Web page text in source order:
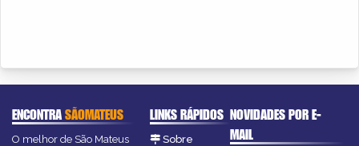
ENCONTRASÃOMATEUS
O melhor de São Mateus
LINKS RÁPIDOS
Sobre
NOVIDADES POR E-
MAIL